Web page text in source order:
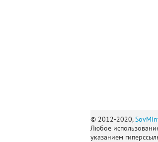
© 2012-2020,
Любое
указанием